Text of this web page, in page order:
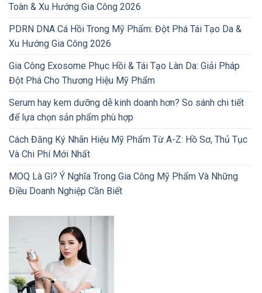
Toàn & Xu Hướng Gia Công 2026
PDRN DNA Cá Hồi Trong Mỹ Phẩm: Đột Phá Tái Tạo Da &
Xu Hướng Gia Công 2026
Gia Công Exosome Phục Hồi & Tái Tạo Làn Da: Giải Pháp
Đột Phá Cho Thương Hiệu Mỹ Phẩm
Serum hay kem dưỡng dễ kinh doanh hơn? So sánh chi tiết
để lựa chọn sản phẩm phù hợp
Cách Đăng Ký Nhãn Hiệu Mỹ Phẩm Từ A-Z: Hồ Sơ, Thủ Tục
Và Chi Phí Mới Nhất
MOQ Là Gì? Ý Nghĩa Trong Gia Công Mỹ Phẩm Và Những
Điều Doanh Nghiệp Cần Biết